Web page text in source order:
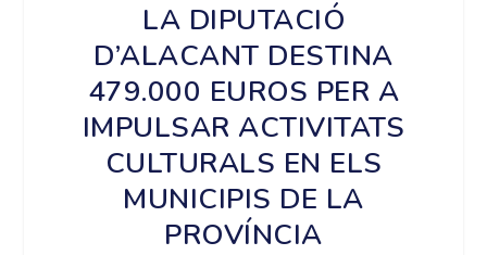
LA DIPUTACIÓ
D’ALACANT DESTINA
479.000 EUROS PER A
IMPULSAR ACTIVITATS
CULTURALS EN ELS
MUNICIPIS DE LA
PROVÍNCIA